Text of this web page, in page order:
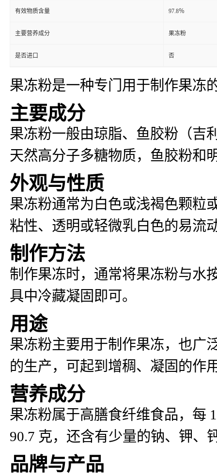
有效物质含量 97.8％
主要营养成分 果冻粉
是否进口 否
果冻粉是一种专门用于制作果冻
主要成分
果冻粉一般由琼脂、鱼胶粉（吉
天然高分子多糖物质，鱼胶粉和
外观与性质
果冻粉通常为白色或浅褐色颗粒
粘性、透明或轻微乳白色的易流
制作方法
制作果冻时，通常将果冻粉与水
具中冷藏凝固即可。
用途
果冻粉主要用于制作果冻，也广
的生产，可起到增稠、凝固的作
营养成分
果冻粉属于高膳食纤维食品，每
90.7 克，还含有少量的钠、钾、
品牌与产品